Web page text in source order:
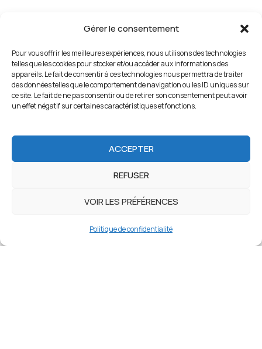
Gérer le consentement
Pour vous offrir les meilleures expériences, nous utilisons des technologies
telles que les cookies pour stocker et/ou accéder aux informations des
appareils. Le fait de consentir à ces technologies nous permettra de traiter
des données telles que le comportement de navigation ou les ID uniques sur
ce site. Le fait de ne pas consentir ou de retirer son consentement peut avoir
un effet négatif sur certaines caractéristiques et fonctions.
ACCEPTER
REFUSER
VOIR LES PRÉFÉRENCES
Politique de confidentialité